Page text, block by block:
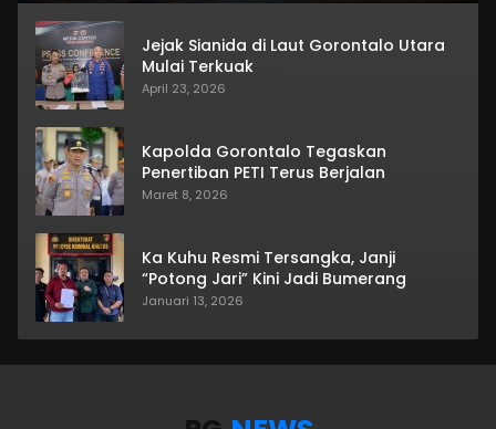
Jejak Sianida di Laut Gorontalo Utara
Mulai Terkuak
April 23, 2026
Kapolda Gorontalo Tegaskan
Penertiban PETI Terus Berjalan
Maret 8, 2026
Ka Kuhu Resmi Tersangka, Janji
“Potong Jari” Kini Jadi Bumerang
Januari 13, 2026